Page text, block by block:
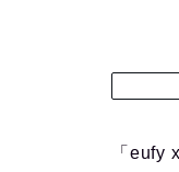
「eufy